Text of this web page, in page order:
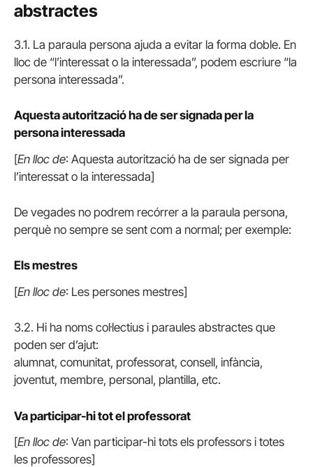
abstractes
3.1. La paraula persona ajuda a evitar la forma doble. En
lloc de “l’interessat o la interessada”, podem escriure “la
persona interessada”.
Aquesta autorització ha de ser signada per la
persona interessada
[En lloc de: Aquesta autorització ha de ser signada per
l’interessat o la interessada]
De vegades no podrem recórrer a la paraula persona,
perquè no sempre se sent com a normal; per exemple:
Els mestres
[En lloc de: Les persones mestres]
3.2. Hi ha noms col·lectius i paraules abstractes que
poden ser d’ajut:
alumnat, comunitat, professorat, consell, infància,
joventut, membre, personal, plantilla, etc.
Va participar-hi tot el professorat
[En lloc de: Van participar-hi tots els professors i totes
les professores]